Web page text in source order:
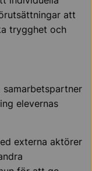
att
trygghet och
samarbetspartner
elevernas
externa aktörer